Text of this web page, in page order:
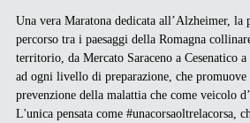
Una vera Maratona dedicata all’Alzheimer, la
percorso tra i paesaggi della Romagna
territorio, da Mercato Saraceno a Cesenatico
ad ogni livello di preparazione, che
prevenzione della malattia che come veicolo
L'unica pensata come #unacorsaoltrelacorsa,